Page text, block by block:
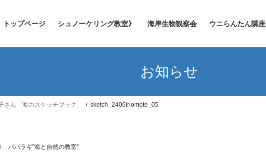
トップページ シュノーケリング教室》 海岸生物観察会 ウニらんたん講座
お知らせ
ん「海のスケッチブック」 sketch_2406iriomote_05
パパラギ”海と自然の教室”